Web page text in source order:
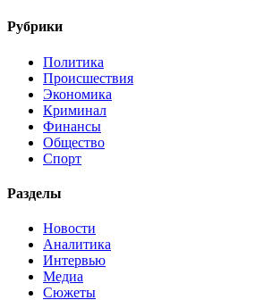
Рубрики
Политика
Происшествия
Экономика
Криминал
Финансы
Общество
Спорт
Разделы
Новости
Аналитика
Интервью
Медиа
Сюжеты